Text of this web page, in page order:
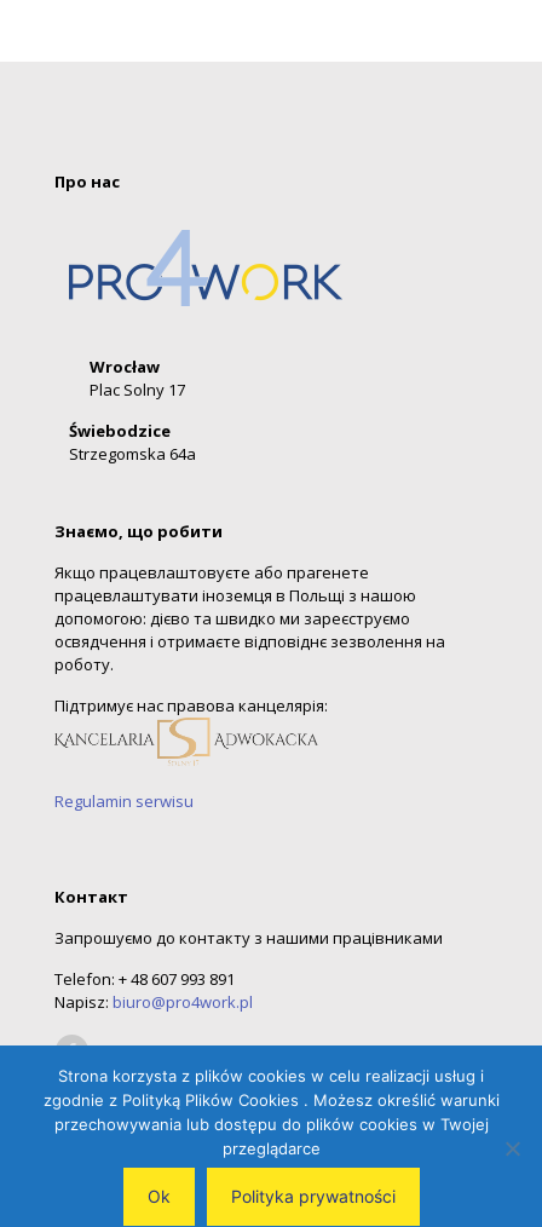
Про нас
Wrocław
Plac Solny 17
Świebodzice
Strzegomska 64a
Знаємо, що робити
Якщо працевлаштовуєте або прагенете
працевлаштувати іноземця в Польщі з нашою
допомогою: дієво та швидко ми зареєструємо
освядчення і отримаєте відповіднє зезволення на
роботу.
Підтримує нас правова канцелярія:
Regulamin serwisu
Контакт
Запрошуємо до контакту з нашими працівниками
Telefon: + 48 607 993 891
Napisz: biuro@pro4work.pl
Polish ) Ukrainian
Strona korzysta z plików cookies w celu realizacji usług i
zgodnie z Polityką Plików Cookies . Możesz określić warunki
przechowywania lub dostępu do plików cookies w Twojej
przeglądarce
Ok Polityka prywatności